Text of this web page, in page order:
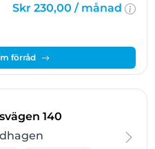
Skr 230,00 / månad
förråd
140